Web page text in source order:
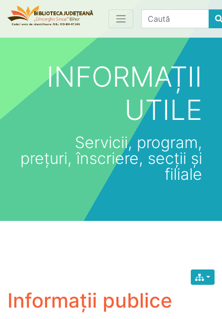
Find
INFORMAȚII
UTILE
Servicii, program,
prețuri, înscriere, secții și
filiale
Informații publice